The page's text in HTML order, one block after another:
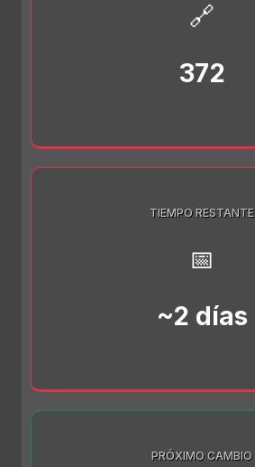
🔗
372
TIEMPO RESTANTE
📅
~2 días
PRÓXIMO CAMBIO